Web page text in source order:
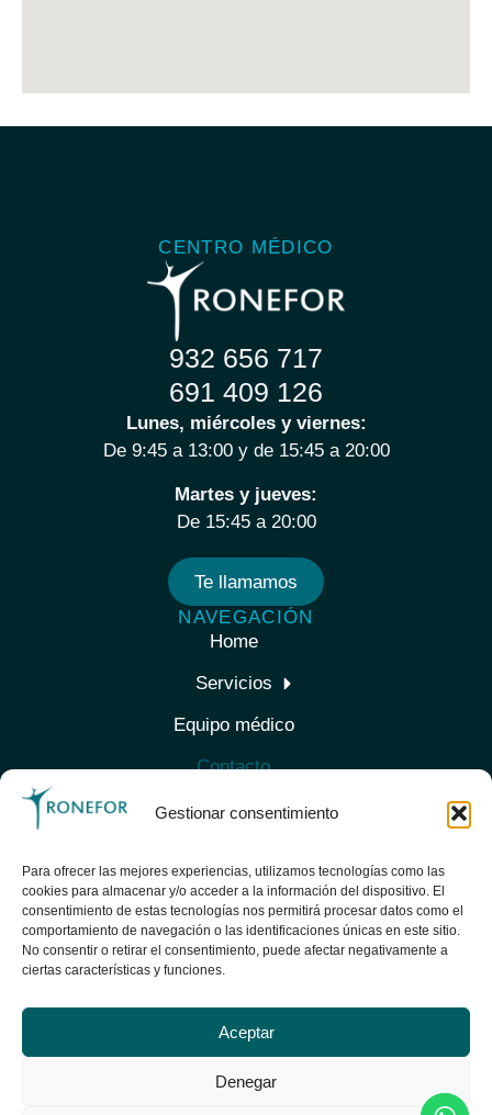
Gestionar consentimiento
Para ofrecer las mejores experiencias, utilizamos tecnologías como las
cookies para almacenar y/o acceder a la información del dispositivo. El
consentimiento de estas tecnologías nos permitirá procesar datos como el
comportamiento de navegación o las identificaciones únicas en este sitio.
No consentir o retirar el consentimiento, puede afectar negativamente a
ciertas características y funciones.
Aceptar
Denegar
CENTRO MÉDICO
932 656 717
691 409 126
Lunes, miércoles y viernes:
De 9:45 a 13:00 y de 15:45 a 20:00
Martes y jueves:
De 15:45 a 20:00
Te llamamos
NAVEGACIÓN
Home
Servicios
Equipo médico
Contacto
Aviso Legal
Política de Privacidad
SÍGUENOS